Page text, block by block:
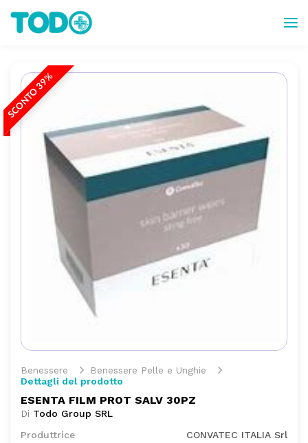
SCONTO 39%
Benessere
Benessere Pelle e Unghie
Dettagli del prodotto
ESENTA FILM PROT SALV 30PZ
Di Todo Group SRL
Produttrice
CONVATEC ITALIA Srl